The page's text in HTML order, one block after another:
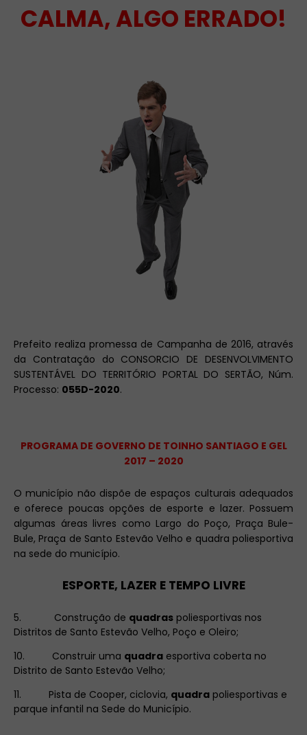
CALMA, ALGO ERRADO!
Prefeito realiza promessa de Campanha de 2016, através
da Contratação do CONSORCIO DE DESENVOLVIMENTO
SUSTENTÁVEL DO TERRITÓRIO PORTAL DO SERTÃO, Núm.
Processo: 055D-2020.
PROGRAMA DE GOVERNO DE TOINHO SANTIAGO E GEL
2017 – 2020
O município não dispõe de espaços culturais adequados
e oferece poucas opções de esporte e lazer. Possuem
algumas áreas livres como Largo do Poço, Praça Bule-
Bule, Praça de Santo Estevão Velho e quadra poliesportiva
na sede do município.
ESPORTE, LAZER E TEMPO LIVRE
5. Construção de quadras poliesportivas nos
Distritos de Santo Estevão Velho, Poço e Oleiro;
10.
Construir uma quadra esportiva coberta no
Distrito de Santo Estevão Velho;
11.
Pista de Cooper, ciclovia, quadra poliesportivas e
parque infantil na Sede do Município.